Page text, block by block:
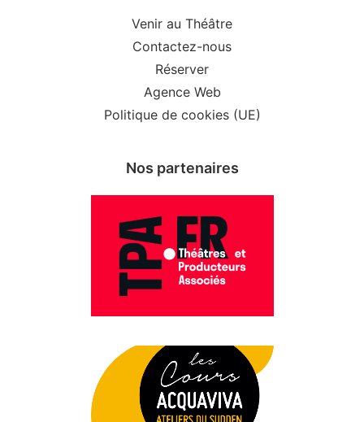
Venir au Théâtre
Contactez-nous
Réserver
Agence Web
Politique de cookies (UE)
Nos partenaires